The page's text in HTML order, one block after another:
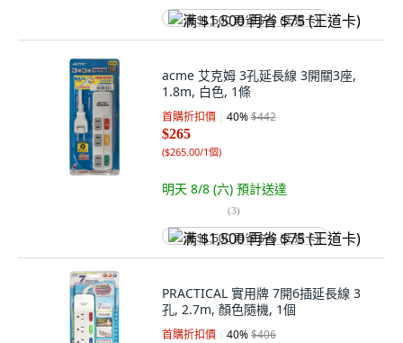
满 $1,500 再省 $75 (王道卡)
acme 艾克姆 3孔延長線 3開關3座,
1.8m, 白色, 1條
首購折扣價 40%$442
$265
($265.00/1個)
明天 8/8 (六) 預計送達
(3)
满 $1,500 再省 $75 (王道卡)
PRACTICAL 實用牌 7開6插延長線 3
孔, 2.7m, 顏色隨機, 1個
首購折扣價 40%$406